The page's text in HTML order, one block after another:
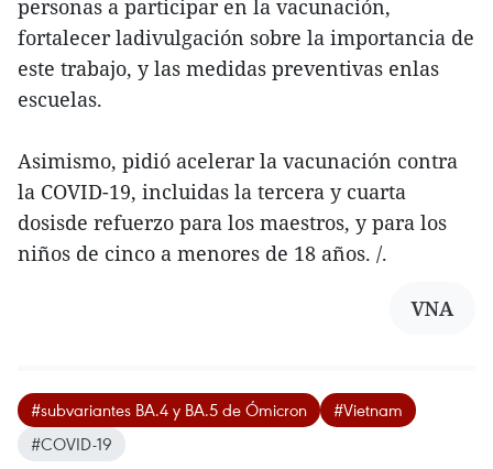
personas a participar en la vacunación,
fortalecer ladivulgación sobre la importancia de
este trabajo, y las medidas preventivas enlas
escuelas.
Asimismo, pidió acelerar la vacunación contra
la COVID-19, incluidas la tercera y cuarta
dosisde refuerzo para los maestros, y para los
niños de cinco a menores de 18 años. /.
VNA
#subvariantes BA.4 y BA.5 de Ómicron
#Vietnam
#COVID-19